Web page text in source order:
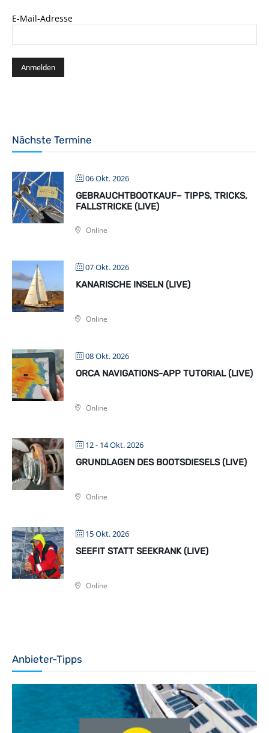
E-Mail-Adresse
Nächste Termine
06 Okt. 2026
GEBRAUCHTBOOTKAUF– TIPPS, TRICKS,
FALLSTRICKE (LIVE)
Online
07 Okt. 2026
KANARISCHE INSELN (LIVE)
Online
08 Okt. 2026
ORCA NAVIGATIONS-APP TUTORIAL (LIVE)
Online
12 - 14 Okt. 2026
GRUNDLAGEN DES BOOTSDIESELS (LIVE)
Online
15 Okt. 2026
SEEFIT STATT SEEKRANK (LIVE)
Online
Anbieter-Tipps